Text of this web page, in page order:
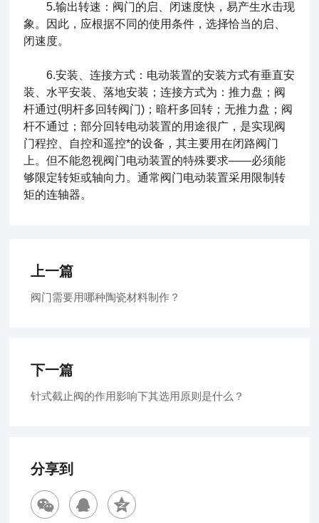
5.输出转速：阀门的启、闭速度快，易产生水击现
象。因此，应根据不同的使用条件，选择恰当的启、
闭速度。
6.安装、连接方式：电动装置的安装方式有垂直安
装、水平安装、落地安装；连接方式为：推力盘；阀
杆通过(明杆多回转阀门)；暗杆多回转；无推力盘；阀
杆不通过；部分回转电动装置的用途很广，是实现阀
门程控、自控和遥控*的设备，其主要用在闭路阀门
上。但不能忽视阀门电动装置的特殊要求——必须能
够限定转矩或轴向力。通常阀门电动装置采用限制转
矩的连轴器。
上一篇
阀门需要用哪种陶瓷材料制作？
下一篇
针式截止阀的作用影响下其选用原则是什么？
分享到